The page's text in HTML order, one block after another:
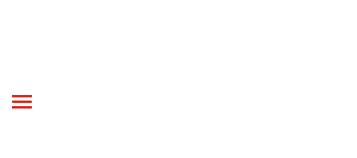
Toggle